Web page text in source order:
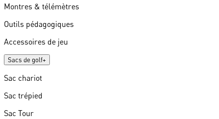
Montres & télémètres
Outils pédagogiques
Accessoires de jeu
Sacs de golf+
Sac chariot
Sac trépied
Sac Tour